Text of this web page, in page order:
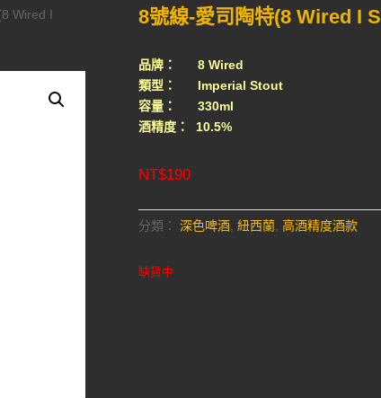
Wired I
8號線-愛司陶特(8 Wired I
品牌： 8 Wired
類型： Imperial Stout
容量： 330ml
酒精度： 10.5%
NT$190
分類： 深色啤酒, 紐西蘭, 高酒精度酒款
缺貨中